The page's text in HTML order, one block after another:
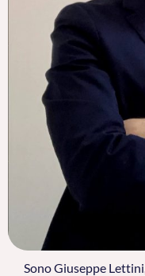
Sono Giuseppe